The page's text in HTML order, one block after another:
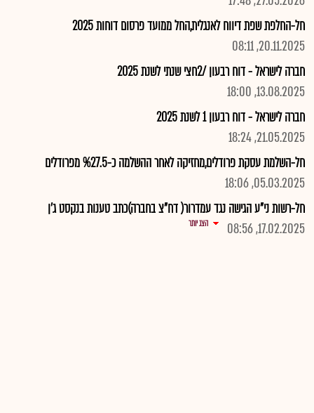
חל-החלפת שפת דיווח לאנגלית,החל ממועד פרסום דוחות 2025
20.11.2025, 08:11
חברה לישראל - דוח רבעון /2חצי שנתי לשנת 2025
13.08.2025, 18:00
חברה לישראל - דוח רבעון 1 לשנת 2025
21.05.2025, 18:24
חל-השלמת עסקת פרודלים,מחזיקה לאחר ההשלמה כ-%27.5 מפרודלים
05.03.2025, 18:06
חל-רשות ני"ע הגישה נגד עמדרור( דח"צ בחברה)כתב טענות בנקסט ג'ן
17.02.2025, 08:56
הצג יותר